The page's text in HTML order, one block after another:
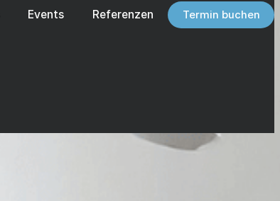
Events Referenzen Termin buchen